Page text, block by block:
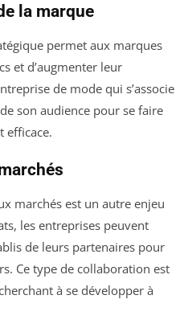
la marque
permet aux marques
et d’augmenter leur
de mode qui s’associe
son audience pour se faire
efficace.
marchés est un autre enjeu
les entreprises peuvent
de leurs partenaires pour
Ce type de collaboration est
à se développer à